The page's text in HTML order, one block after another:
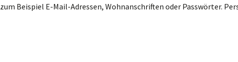
zum Beispiel E-Mail-Adressen, Wohnanschriften oder Passwörter.